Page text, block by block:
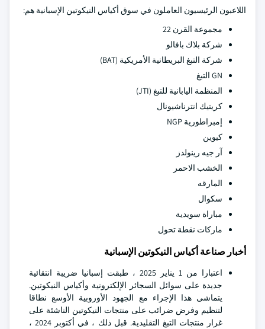
اللاعبون الرئيسيون العاملون في سوق أكياس النيكوتين الإسبانية هم:
مجموعة القرن 22
شركة بلاك بافالو
شركة التبغ البريطانية الأمريكية (BAT)
GN التبغ
المنظمة اليابانية للتبغ (JTI)
كريتيك انترناشيونال
إمبراطورية NGP
كيوين
آر جيه رينولدز
الخشب الاحمر
المارقه
سكوال
مباراة سويدية
ماركات نقطة تحول
أخبار صناعة أكياس النيكوتين الإسبانية
اعتبارا من 1 يناير 2025 ، طبقت إسبانيا ضريبة انتقائية
جديدة على سوائل السجائر الإلكترونية وأكياس النيكوتين.
يتماشى هذا الإجراء مع الجهود الأوروبية الأوسع نطاقا
لتنظيم وفرض ضرائب على منتجات النيكوتين الناشئة على
غرار منتجات التبغ التقليدية. قبل ذلك ، في أكتوبر 2024 ،